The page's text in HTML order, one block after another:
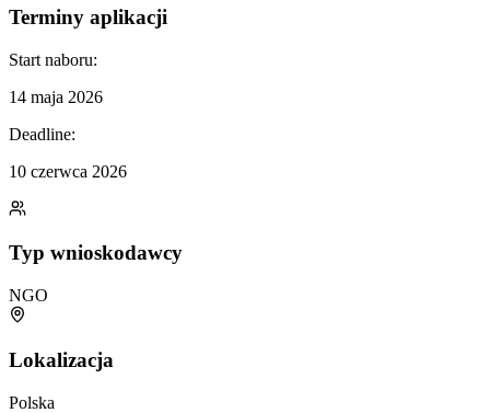
Terminy aplikacji
Start naboru:
14 maja 2026
Deadline:
10 czerwca 2026
Typ wnioskodawcy
NGO
Lokalizacja
Polska